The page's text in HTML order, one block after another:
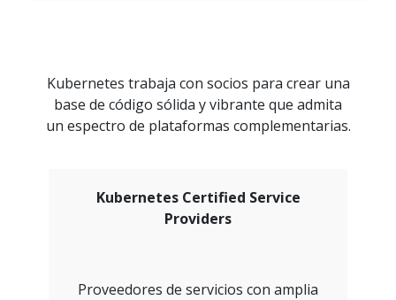
Kubernetes trabaja con socios para crear una
base de código sólida y vibrante que admita
un espectro de plataformas complementarias.
Kubernetes Certified Service
Providers
Proveedores de servicios con amplia